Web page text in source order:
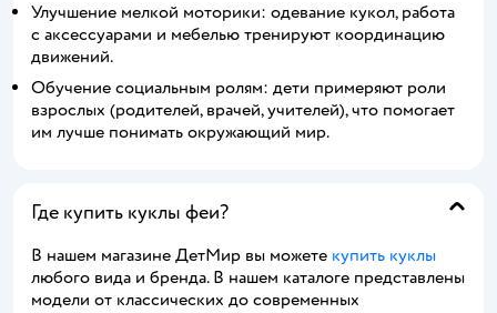
Улучшение мелкой моторики: одевание кукол, работа
с аксессуарами и мебелью тренируют координацию
движений.
Обучение социальным ролям: дети примеряют роли
взрослых (родителей, врачей, учителей), что помогает
им лучше понимать окружающий мир.
Где купить куклы феи?
В нашем магазине ДетМир вы можете купить куклы
любого вида и бренда. В нашем каталоге представлены
модели от классических до современных